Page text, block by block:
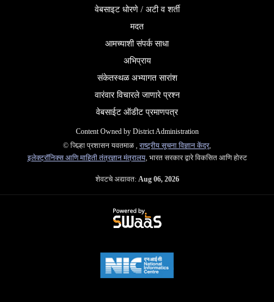
वेबसाइट धोरणे / अटी व शर्ती
मदत
आमच्याशी संपर्क साधा
अभिप्राय
संकेतस्थळ अभ्यागत सारांश
वारंवार विचारले जाणारे प्रश्न
वेबसाईट ऑडीट प्रमाणपत्र
Content Owned by District Administration
© जिल्हा प्रशासन यवतमाळ , राष्ट्रीय सूचना विज्ञान केंद्र,
इलेक्ट्रॉनिक्स आणि माहिती तंत्रज्ञान मंत्रालय, भारत सरकार द्वारे विकसित आणि होस्ट
शेवटचे अद्यावत: Aug 06, 2026